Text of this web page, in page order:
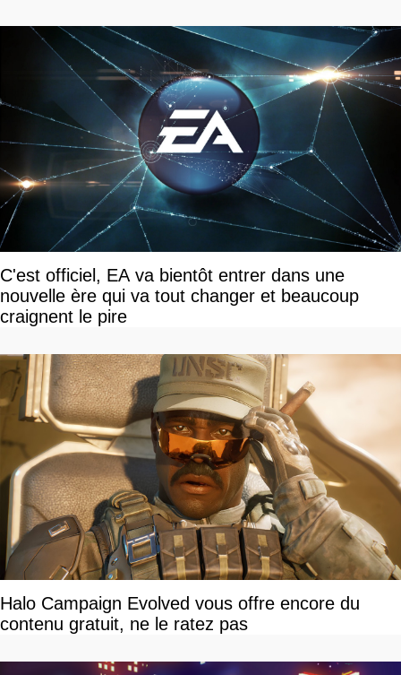
C'est officiel, EA va bientôt entrer dans une
nouvelle ère qui va tout changer et beaucoup
craignent le pire
Halo Campaign Evolved vous offre encore du
contenu gratuit, ne le ratez pas